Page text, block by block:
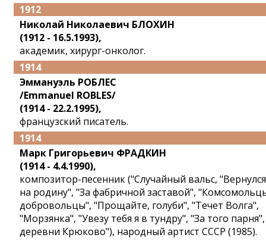
1912
Николай Николаевич БЛОХИН
(1912 - 16.5.1993),
академик, хирург-онколог.
1914
Эммануэль РОБЛЕС
/Emmanuel ROBLES/
(1914 - 22.2.1995),
французский писатель.
1914
Марк Григорьевич ФРАДКИН
(1914 - 4.4.1990),
композитор-песенник ("Случайный вальс,
на родину", "За фабричной заставой",
добровольцы", "Прощайте, голуби", "Течет Волга",
"Морзянка", "Увезу тебя я в тундру", "За того
деревни Крюково"), народный артист СССР (1985).